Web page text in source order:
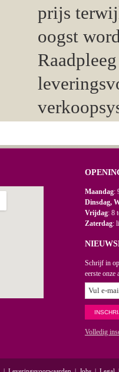
prijs
oogst
Maandag:
Dinsdag,
Vrijdag: 8
Zaterdag:
Schrijf in
eerste onze
Volledig